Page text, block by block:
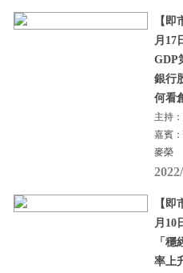
【
月17
GDP
銀行
何看
主持
嘉賓
麥榮
【
月10
「
率上